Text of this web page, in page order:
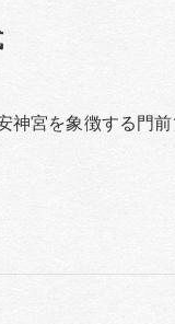
神宮を象徴する門